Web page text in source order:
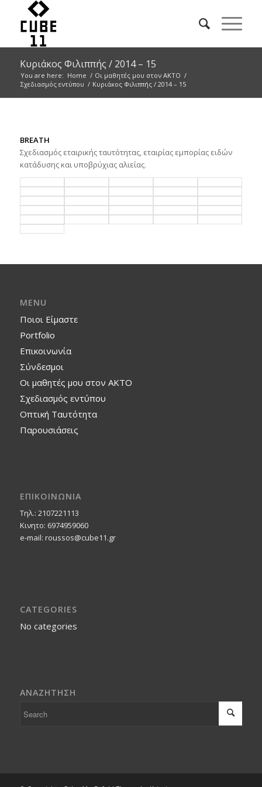
Κυριάκος Φιλιππής / 2014 – 15
You are here: Home / Οι μαθητές μου στον ΑΚΤΟ /
Σχεδιασμός εντύπου / Κυριάκος Φιλιππής / 2014 – 15
BREATH
Σχεδιασμός εταιρικής ταυτότητας, εταιρίας εμπορίας ειδών
κατάδυσης και υποβρύχιας αλιείας.
MENU
Ποιοι Είμαστε
Portfolio
Επικοινωνία
Σύνδεσμοι
Οι μαθητές μου στον ΑΚΤΟ
Σχεδιασμός εντύπου
Οπτική Ταυτότητα
Παρουσιάσεις
ΕΠΙΚΟΙΝΩΝΙΑ
Τηλ.: 2107221113
Κινητο: 6974959060
e-mail: roussos@cube11.gr
CATEGORIES
No categories
ΑΝΑΖΗΤΗΣΗ